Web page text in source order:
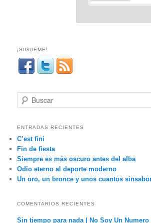
¡SIGUEME!
u
c
a
r
ENTRADAS RECIENTES
C’est fini
Fin de fiesta
Siempre es más oscuro antes del alba
Odio eterno al deporte moderno
Un oro, un bronce y unos cuantos
COMENTARIOS RECIENTES
Sin tiempo para nada | No Soy Un Numero